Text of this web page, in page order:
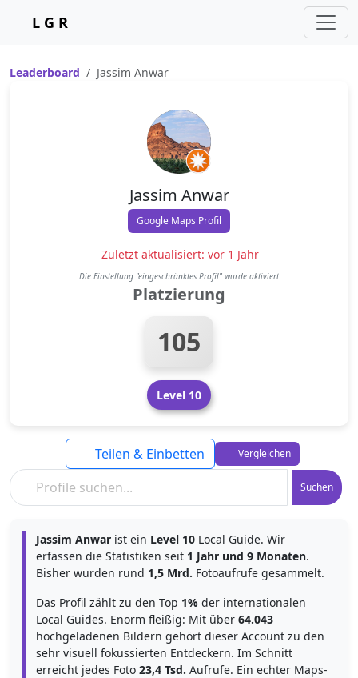
L G R
Leaderboard Jassim Anwar
Jassim Anwar
Google Maps Profil
Zuletzt aktualisiert: vor 1 Jahr
Die Einstellung "eingeschränktes Profil" wurde aktiviert
Platzierung
105
Level 10
Suchen
Teilen & Einbetten Vergleichen
Jassim Anwar ist ein Level 10 Local Guide. Wir
erfassen die Statistiken seit 1 Jahr und 9 Monaten.
Bisher wurden rund 1,5 Mrd. Fotoaufrufe gesammelt.
Das Profil zählt zu den Top 1% der internationalen
Local Guides. Enorm fleißig: Mit über 64.043
hochgeladenen Bildern gehört dieser Account zu den
sehr visuell fokussierten Entdeckern. Im Schnitt
erreicht jedes Foto 23,4 Tsd. Aufrufe. Ein echter Maps-